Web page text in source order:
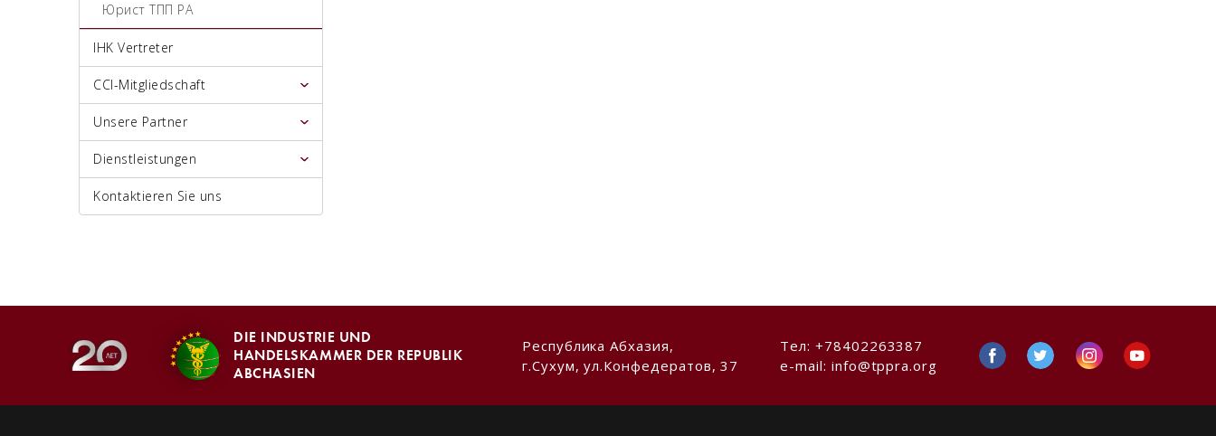
Юрист ТПП РА
IHK Vertreter
CCI-Mitgliedschaft
Unsere Partner
Dienstleistungen
Kontaktieren Sie uns
DIE INDUSTRIE UND
HANDELSKAMMER DER REPUBLIK
ABCHASIEN
Республика Абхазия,
г.Сухум, ул.Конфедератов, 37
Тел: +78402263387
e-mail: info@tppra.org